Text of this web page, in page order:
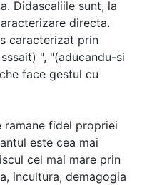
Didascaliile sunt, la
directa.
caracterizat prin
", "(aducandu-si
face gestul cu
ramane fidel propriei
este cea mai
cel mai mare prin
incultura, demagogia